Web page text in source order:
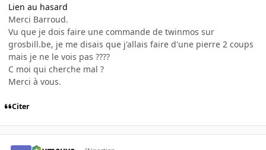
Lien au hasard
Merci Barroud.
Vu que je dois faire une commande de twinmos sur
grosbill.be, je me disais que j'allais faire d'une pierre 2 coups
mais je ne le vois pas ????
C moi qui cherche mal ?
Merci à vous.
Citer